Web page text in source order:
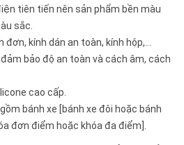
tiên tiến nên sản phẩm bền màu
sắc.
kính dán an toàn, kính hộp,…
bảo độ an toàn và cách âm, cách
cao cấp.
bánh xe [bánh xe đôi hoặc bánh
đơn điểm hoặc khóa đa điểm].